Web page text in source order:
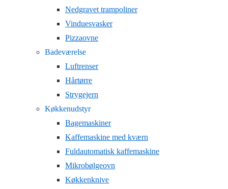
Nedgravet trampoliner
Vinduesvasker
Pizzaovne
Badeværelse
Luftrenser
Hårtørre
Strygejern
Køkkenudstyr
Bagemaskiner
Kaffemaskine med kværn
Fuldautomatisk kaffemaskine
Mikrobølgeovn
Køkkenknive